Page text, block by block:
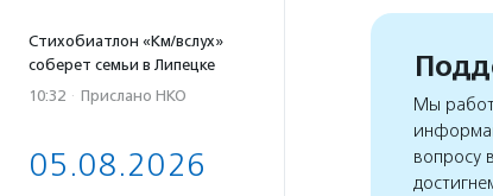
Стихобиатлон «Км/вслух»
соберет семьи в Липецке
10:32 · Прислано НКО
05.08.2026
Мы
вопросу